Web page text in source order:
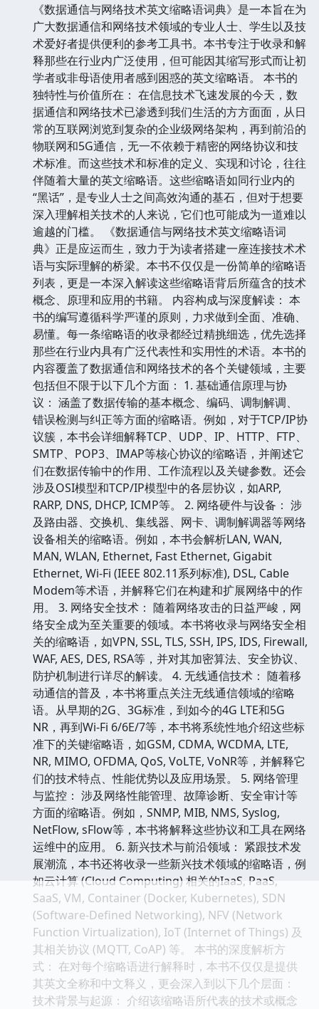
《数据通信与网络技术英文缩略语词典》是一本旨在为
广大数据通信和网络技术领域的专业人士、学生以及技
术爱好者提供便利的参考工具书。本书专注于收录和解
释那些在行业内广泛使用，但可能因其缩写形式而让初
学者或非母语使用者感到困惑的英文缩略语。 本书的
独特性与价值所在： 在信息技术飞速发展的今天，数
据通信和网络技术已渗透到我们生活的方方面面，从日
常的互联网浏览到复杂的企业级网络架构，再到前沿的
物联网和5G通信，无一不依赖于精密的网络协议和技
术标准。而这些技术和标准的定义、实现和讨论，往往
伴随着大量的英文缩略语。这些缩略语如同行业内的
“黑话”，是专业人士之间高效沟通的基石，但对于想要
深入理解相关技术的人来说，它们也可能成为一道难以
逾越的门槛。 《数据通信与网络技术英文缩略语词
典》正是应运而生，致力于为读者搭建一座连接技术术
语与实际理解的桥梁。本书不仅仅是一份简单的缩略语
列表，更是一本深入解读这些缩略语背后所蕴含的技术
概念、原理和应用的书籍。 内容构成与深度解读： 本
书的编写遵循科学严谨的原则，力求做到全面、准确、
易懂。每一条缩略语的收录都经过精挑细选，优先选择
那些在行业内具有广泛代表性和实用性的术语。本书的
内容覆盖了数据通信和网络技术的各个关键领域，主要
包括但不限于以下几个方面： 1. 基础通信原理与协
议： 涵盖了数据传输的基本概念、编码、调制解调、
错误检测与纠正等方面的缩略语。例如，对于TCP/IP协
议簇，本书会详细解释TCP、UDP、IP、HTTP、FTP、
SMTP、POP3、IMAP等核心协议的缩略语，并阐述它
们在数据传输中的作用、工作流程以及关键参数。还会
涉及OSI模型和TCP/IP模型中的各层协议，如ARP,
RARP, DNS, DHCP, ICMP等。 2. 网络硬件与设备： 涉
及路由器、交换机、集线器、网卡、调制解调器等网络
设备相关的缩略语。例如，本书会解析LAN, WAN,
MAN, WLAN, Ethernet, Fast Ethernet, Gigabit
Ethernet, Wi-Fi (IEEE 802.11系列标准), DSL, Cable
Modem等术语，并解释它们在构建和扩展网络中的作
用。 3. 网络安全技术： 随着网络攻击的日益严峻，网
络安全成为至关重要的领域。本书将收录与网络安全相
关的缩略语，如VPN, SSL, TLS, SSH, IPS, IDS, Firewall,
WAF, AES, DES, RSA等，并对其加密算法、安全协议、
防护机制进行详尽的解读。 4. 无线通信技术： 随着移
动通信的普及，本书将重点关注无线通信领域的缩略
语。从早期的2G、3G标准，到如今的4G LTE和5G
NR，再到Wi-Fi 6/6E/7等，本书将系统性地介绍这些标
准下的关键缩略语，如GSM, CDMA, WCDMA, LTE,
NR, MIMO, OFDMA, QoS, VoLTE, VoNR等，并解释它
们的技术特点、性能优势以及应用场景。 5. 网络管理
与监控： 涉及网络性能管理、故障诊断、安全审计等
方面的缩略语。例如，SNMP, MIB, NMS, Syslog,
NetFlow, sFlow等，本书将解释这些协议和工具在网络
运维中的应用。 6. 新兴技术与前沿领域： 紧跟技术发
展潮流，本书还将收录一些新兴技术领域的缩略语，例
如云计算 (Cloud Computing) 相关的IaaS, PaaS,
SaaS, VM, Container (Docker, Kubernetes), SDN
(Software-Defined Networking), NFV (Network
Function Virtualization), IoT (Internet of Things) 及
其相关协议 (MQTT, CoAP) 等。 本书的深度解析方
式： 在对每个缩略语进行解释时，本书不仅仅是提供
其英文全称和中文释义，更会深入到以下几个层面：
技术背景与起源： 介绍该缩略语所代表的技术或概念